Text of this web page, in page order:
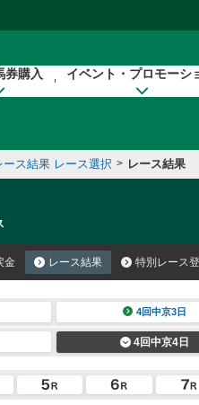
券購入 イベント・プロモーシ
ース結果 レース選択 > レース結果
金 レース結果 特別レース
4回中京3日
4回中京4日